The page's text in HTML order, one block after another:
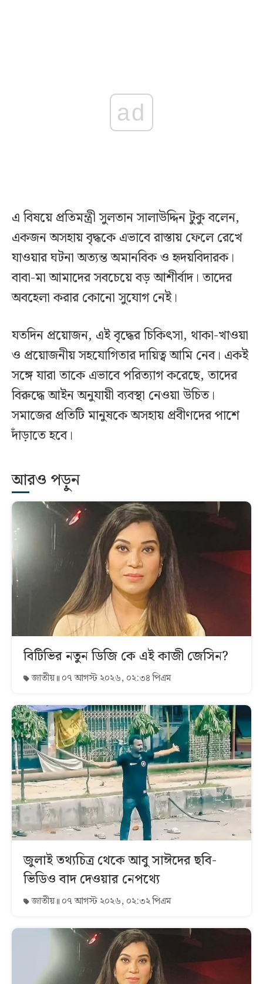
ad
এ বিষয়ে প্রতিমন্ত্রী সুলতান সালাউদ্দিন টুকু বলেন,
একজন অসহায় বৃদ্ধকে এভাবে রাস্তায় ফেলে রেখে
যাওয়ার ঘটনা অত্যন্ত অমানবিক ও হৃদয়বিদারক।
বাবা-মা আমাদের সবচেয়ে বড় আশীর্বাদ। তাদের
অবহেলা করার কোনো সুযোগ নেই।
যতদিন প্রয়োজন, এই বৃদ্ধের চিকিৎসা, থাকা-খাওয়া
ও প্রয়োজনীয় সহযোগিতার দায়িত্ব আমি নেব। একই
সঙ্গে যারা তাকে এভাবে পরিত্যাগ করেছে, তাদের
বিরুদ্ধে আইন অনুযায়ী ব্যবস্থা নেওয়া উচিত।
সমাজের প্রতিটি মানুষকে অসহায় প্রবীণদের পাশে
দাঁড়াতে হবে।
আরও পড়ুন
বিটিভির নতুন ডিজি কে এই কাজী জেসিন?
জাতীয় ০৭ আগস্ট ২০২৬, ০২:৩৪ পিএম
জুলাই তথ্যচিত্র থেকে আবু সাঈদের ছবি-
ভিডিও বাদ দেওয়ার নেপথ্যে
জাতীয় ০৭ আগস্ট ২০২৬, ০২:৩২ পিএম